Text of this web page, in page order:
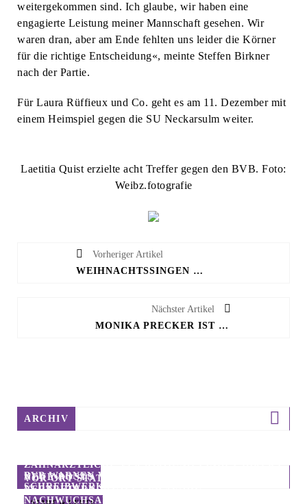
weitergekommen sind. Ich glaube, wir haben eine
engagierte Leistung meiner Mannschaft gesehen. Wir
waren dran, aber am Ende fehlten uns leider die Körner
für die richtige Entscheidung«, meinte Steffen Birkner
nach der Partie.
Für Laura Rüffieux und Co. geht es am 11. Dezember mit
einem Heimspiel gegen die SU Neckarsulm weiter.
Laetitia Quist erzielte acht Treffer gegen den BVB. Foto:
Weibz.fotografie
Vorheriger Artikel
WEIHNACHTSSINGEN MIT DEM CHOR CHARMONIE
Nächster Artikel
MONIKA PRECKER IST NEUE LEITERIN DER SEKUNDARSCHULE
ARCHIV
NEUE POSTS
ZAHNÄRZTLICHE VERSORGUNG FINDET DIREKT
VOR ORT STATT
STADT & LEUTE
BVB WARNEN VOR UNSERIÖSEN HAUSTÜR-
VERTRETERN
SCHREIBWERKSTATT FÜR JUNGE
NACHWUCHSAUTOREN